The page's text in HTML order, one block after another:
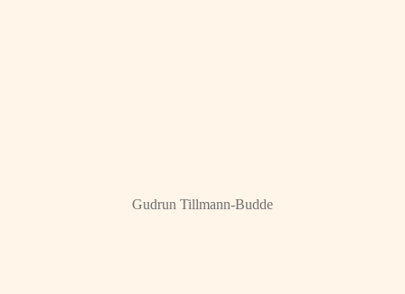
Gudrun Tillmann-Budde